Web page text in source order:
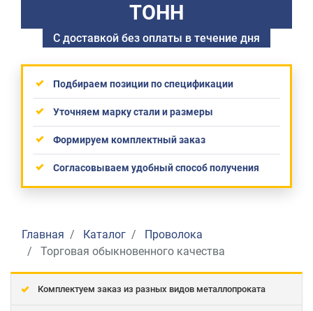
ТОНН
С доставкой без оплаты в течение дня
Подбираем позиции по спецификации
Уточняем марку стали и размеры
Формируем комплектный заказ
Согласовываем удобный способ получения
Главная Каталог
Проволока
Торговая обыкновенного качества
Комплектуем заказ из разных видов металлопроката